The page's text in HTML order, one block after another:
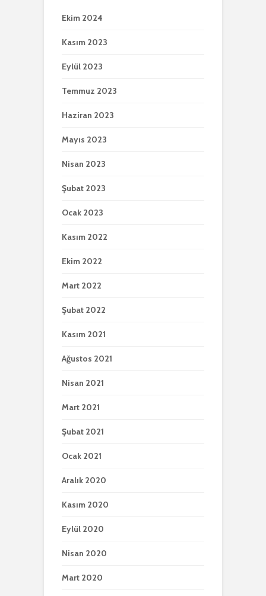
Ekim 2024
Kasım 2023
Eylül 2023
Temmuz 2023
Haziran 2023
Mayıs 2023
Nisan 2023
Şubat 2023
Ocak 2023
Kasım 2022
Ekim 2022
Mart 2022
Şubat 2022
Kasım 2021
Ağustos 2021
Nisan 2021
Mart 2021
Şubat 2021
Ocak 2021
Aralık 2020
Kasım 2020
Eylül 2020
Nisan 2020
Mart 2020